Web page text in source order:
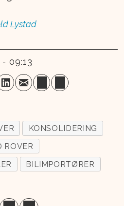
Lystad
- 09:13
KONSOLIDERING
ROVER
BILIMPORTØRER